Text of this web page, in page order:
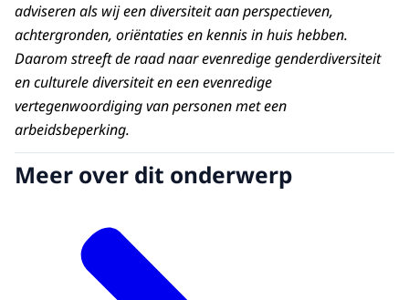
adviseren als wij een diversiteit aan perspectieven,
achtergronden, oriëntaties en kennis in huis hebben.
Daarom streeft de raad naar evenredige genderdiversiteit
en culturele diversiteit en een evenredige
vertegenwoordiging van personen met een
arbeidsbeperking.
Meer over dit onderwerp